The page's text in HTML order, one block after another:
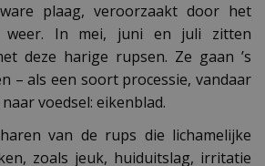
plaag, veroorzaakt door het
weer. In mei, juni en juli zitten
deze harige rupsen. Ze gaan ’s
– als een soort processie, vandaar
voedsel: eikenblad.
van de rups die lichamelijke
zoals jeuk, huiduitslag, irritatie